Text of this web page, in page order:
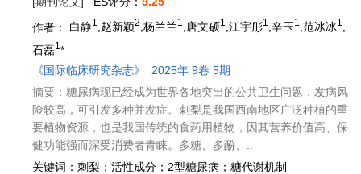
作者： 白静1,赵新颖2,杨兰兰1,唐文硕1,江宇彤1,辛玉 1,范冰冰1,
石磊1 *
《国际临床研究杂志》
2025年 9卷 5期
摘要：糖尿病现已经成为世界各地突出的公共卫生问题，发病风
险较高，可引发多种并发症。刺梨是我国西南地区广泛种植的重
要植物资源，也是我国传统的食药用植物，因其营养价值高、保
健功能强而深受消费者青睐。多糖、多酚、..
关键词：刺梨；活性成分；2型糖尿病；糖代谢机制